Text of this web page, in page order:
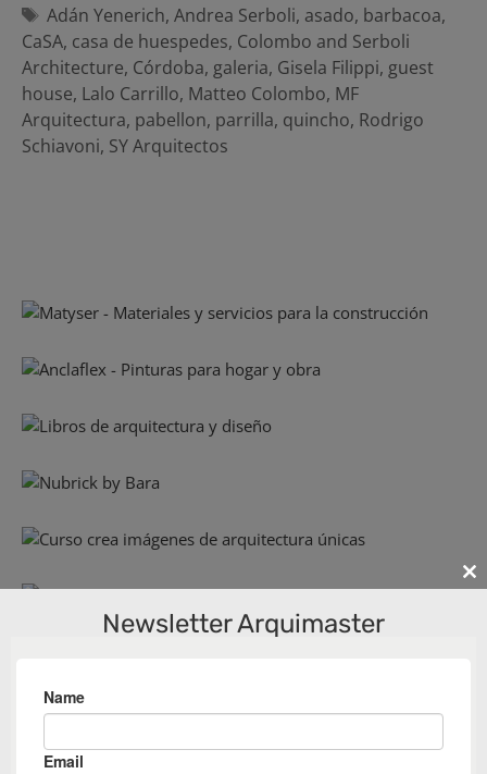
Etiquetas
Adán Yenerich, Andrea Serboli, asado, barbacoa,
CaSA, casa de huespedes, Colombo and Serboli
Architecture, Córdoba, galeria, Gisela Filippi, guest
house, Lalo Carrillo, Matteo Colombo, MF
Arquitectura, pabellon, parrilla, quincho, Rodrigo
Schiavoni, SY Arquitectos
Newsletter Arquimaster